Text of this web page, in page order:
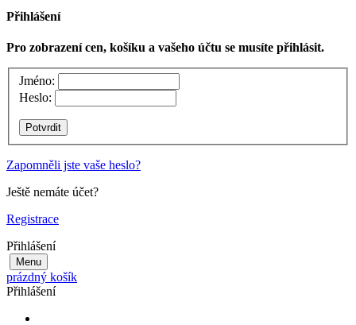
Přihlášení
Pro zobrazení cen, košíku a vašeho účtu se musíte přihlásit.
Jméno:
Heslo:
Zapomněli jste vaše heslo?
Ještě nemáte účet?
Registrace
Přihlášení
Menu
prázdný košík
Přihlášení